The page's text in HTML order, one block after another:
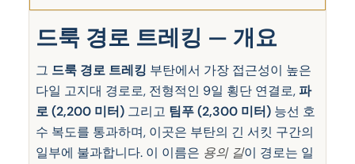
드룩 경로 트레킹 — 개요
그 드룩 경로 트레킹 부탄에서 가장 접근성이 높은
다일 고지대 경로로, 전형적인 9일 횡단 연결로,파
로 (2,200 미터)그리고 팀푸 (2,300 미터)능선 호
수 복도를 통과하며, 이곳은 부탄의 긴 서킷 구간의
일부에 불과합니다. 이 이름은 용의 길이 경로는 일